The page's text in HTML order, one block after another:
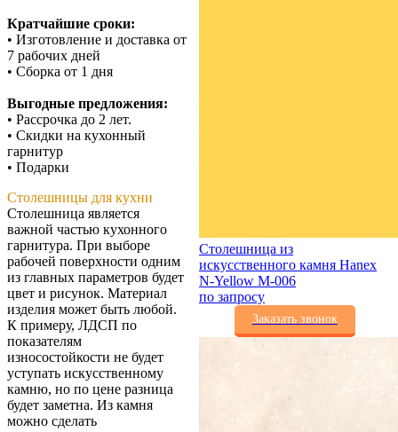
Кратчайшие сроки:
• Изготовление и доставка от
7 рабочих дней
• Сборка от 1 дня
Выгодные предложения:
• Рассрочка до 2 лет.
• Скидки на кухонный
гарнитур
• Подарки
Столешницы для кухни
Столешница является
важной частью кухонного
гарнитура. При выборе
рабочей поверхности одним
из главных параметров будет
цвет и рисунок. Материал
изделия может быть любой.
К примеру, ЛДСП по
показателям
износостойкости не будет
уступать искусственному
камню, но по цене разница
будет заметна. Из камня
можно сделать
Столешница из
искусственного камня Hanex
N-Yellow M-006
по запросу
Заказать звонок